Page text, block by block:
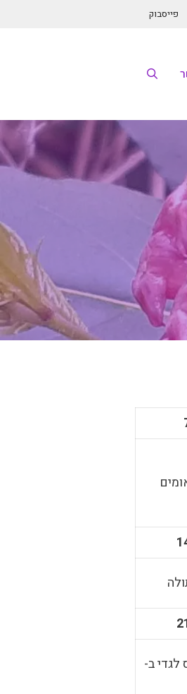
פייסבוק
לגדי ב-